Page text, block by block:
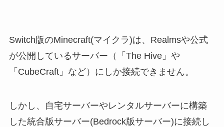
Switch版のMinecraft(マイクラ)は、Realmsや公式
が公開しているサーバー（「The Hive」や
「CubeCraft」など）にしか接続できません。
しかし、自宅サーバーやレンタルサーバーに構築
した統合版サーバー(Bedrock版サーバー)に接続し